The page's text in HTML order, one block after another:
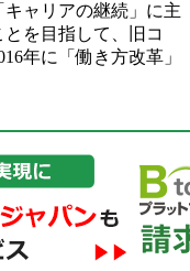
キャリアの継続」に主
を目指して、旧コ
年に「働き方改革」